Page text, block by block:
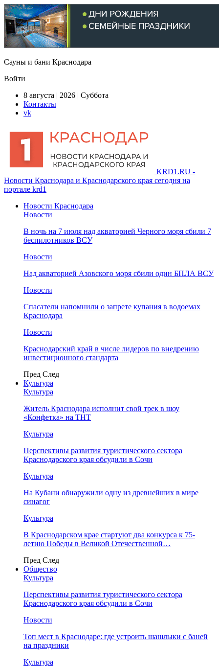
Сауны и бани Краснодара
Войти
8 августа | 2026 | Суббота
Контакты
vk
KRD1.RU -
Новости Краснодара и Краснодарского края сегодня на
портале krd1
Новости Краснодара
Новости
В ночь на 7 июля над акваторией Черного моря сбили 7
беспилотников ВСУ
Новости
Над акваторией Азовского моря сбили один БПЛА ВСУ
Новости
Спасатели напомнили о запрете купания в водоемах
Краснодара
Новости
Краснодарский край в числе лидеров по внедрению
инвестиционного стандарта
Пред След
Культура
Культура
Житель Краснодара исполнит свой трек в шоу
«Конфетка» на ТНТ
Культура
Перспективы развития туристического сектора
Краснодарского края обсудили в Сочи
Культура
На Кубани обнаружили одну из древнейших в мире
синагог
Культура
В Краснодарском крае стартуют два конкурса к 75-
летию Победы в Великой Отечественной…
Пред След
Общество
Культура
Перспективы развития туристического сектора
Краснодарского края обсудили в Сочи
Новости
Топ мест в Краснодаре: где устроить шашлыки с баней
на праздники
Культура